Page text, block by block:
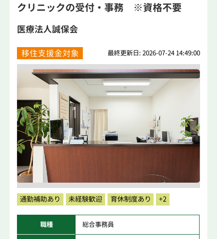
クリニックの受付・事務 ※資格不要
医療法人誠保会
移住支援金対象 最終更新日: 2026-07-24 14:49:00
通勤補助あり 未経験歓迎 育休制度あり +2
職種 総合事務員